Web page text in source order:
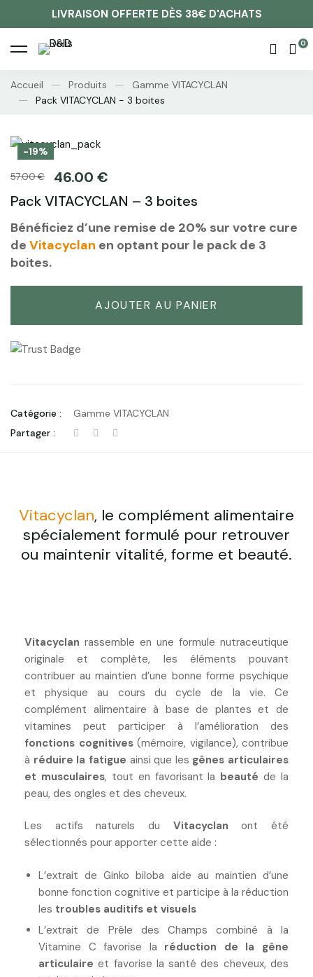
LIVRAISON OFFERTE DÈS 38€ D'ACHATS
Accueil Produits
Gamme VITACYCLAN
Pack VITACYCLAN - 3 boites
-19%
57.00€ 46.00 €
Pack VITACYCLAN – 3 boites
Bénéficiez d’une remise de 20% sur votre cure
de Vitacyclan en optant pour le pack de 3
boites.
AJOUTER AU PANIER
Catégorie :
Gamme VITACYCLAN
Partager :
Vitacyclan, le complément alimentaire
spécialement formulé pour retrouver
ou maintenir vitalité, forme et beauté.
Vitacyclan rassemble en une formule nutraceutique
originale et complète, les éléments pouvant
contribuer au maintien d’une bonne forme psychique
et physique au cours du cycle de la vie. Ce
complément alimentaire à base de plantes et de
vitamines peut participer à l’amélioration des
fonctions cognitives(mémoire, vigilance), contribue
à réduire la fatigue ainsi que les gênes articulaires
et musculaires, tout en favorisant la beauté de la
peau, des ongles et des cheveux.
Les actifs naturels du Vitacyclan ont été
sélectionnés pour apporter cette aide :
L’extrait de Ginko biloba aide au maintien d’une
bonne fonction cognitive et participe à la réduction
les troubles auditifs et visuels
L’extrait de Prêle des Champs combiné à la
Vitamine C favorise la réduction de la gêne
articulaire et favorise la santé des cheveux, des